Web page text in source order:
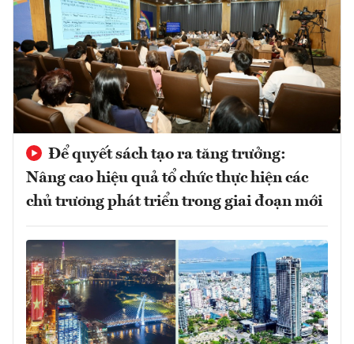
Để quyết sách tạo ra tăng trưởng:
Nâng cao hiệu quả tổ chức thực hiện các
chủ trương phát triển trong giai đoạn mới